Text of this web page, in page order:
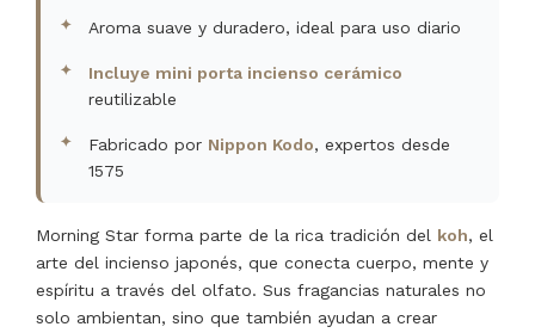
Aroma suave y duradero, ideal para uso diario
Incluye mini porta incienso cerámico
reutilizable
Fabricado por Nippon Kodo, expertos desde
1575
Morning Star forma parte de la rica tradición del koh, el
arte del incienso japonés, que conecta cuerpo, mente y
espíritu a través del olfato. Sus fragancias naturales no
solo ambientan, sino que también ayudan a crear